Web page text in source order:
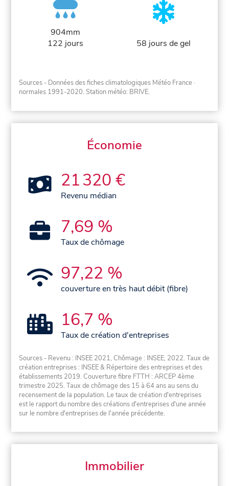
904mm
122 jours
58 jours de gel
Sources - Données des fiches climatologiques Météo France ·
normales 1991-2020. Station météo: BRIVE.
Économie
21 320 €
Revenu médian
7,69 %
Taux de chômage
97,22 %
couverture en très haut débit (fibre)
16,7 %
Taux de création d'entreprises
Sources - Revenu : INSEE 2021, Chômage : INSEE, 2022. Taux de
création entreprises : INSEE & Répertoire des entreprises et des
établissements 2019. Couverture fibre FTTH : ARCEP 4ème
trimestre 2025. Taux de chômage des 15 à 64 ans au sens du
recensement de la population. Le taux de création d'entreprises
est le rapport du nombre des créations d'entreprises d'une année
sur le nombre d'entreprises de l'année précédente.
Immobilier